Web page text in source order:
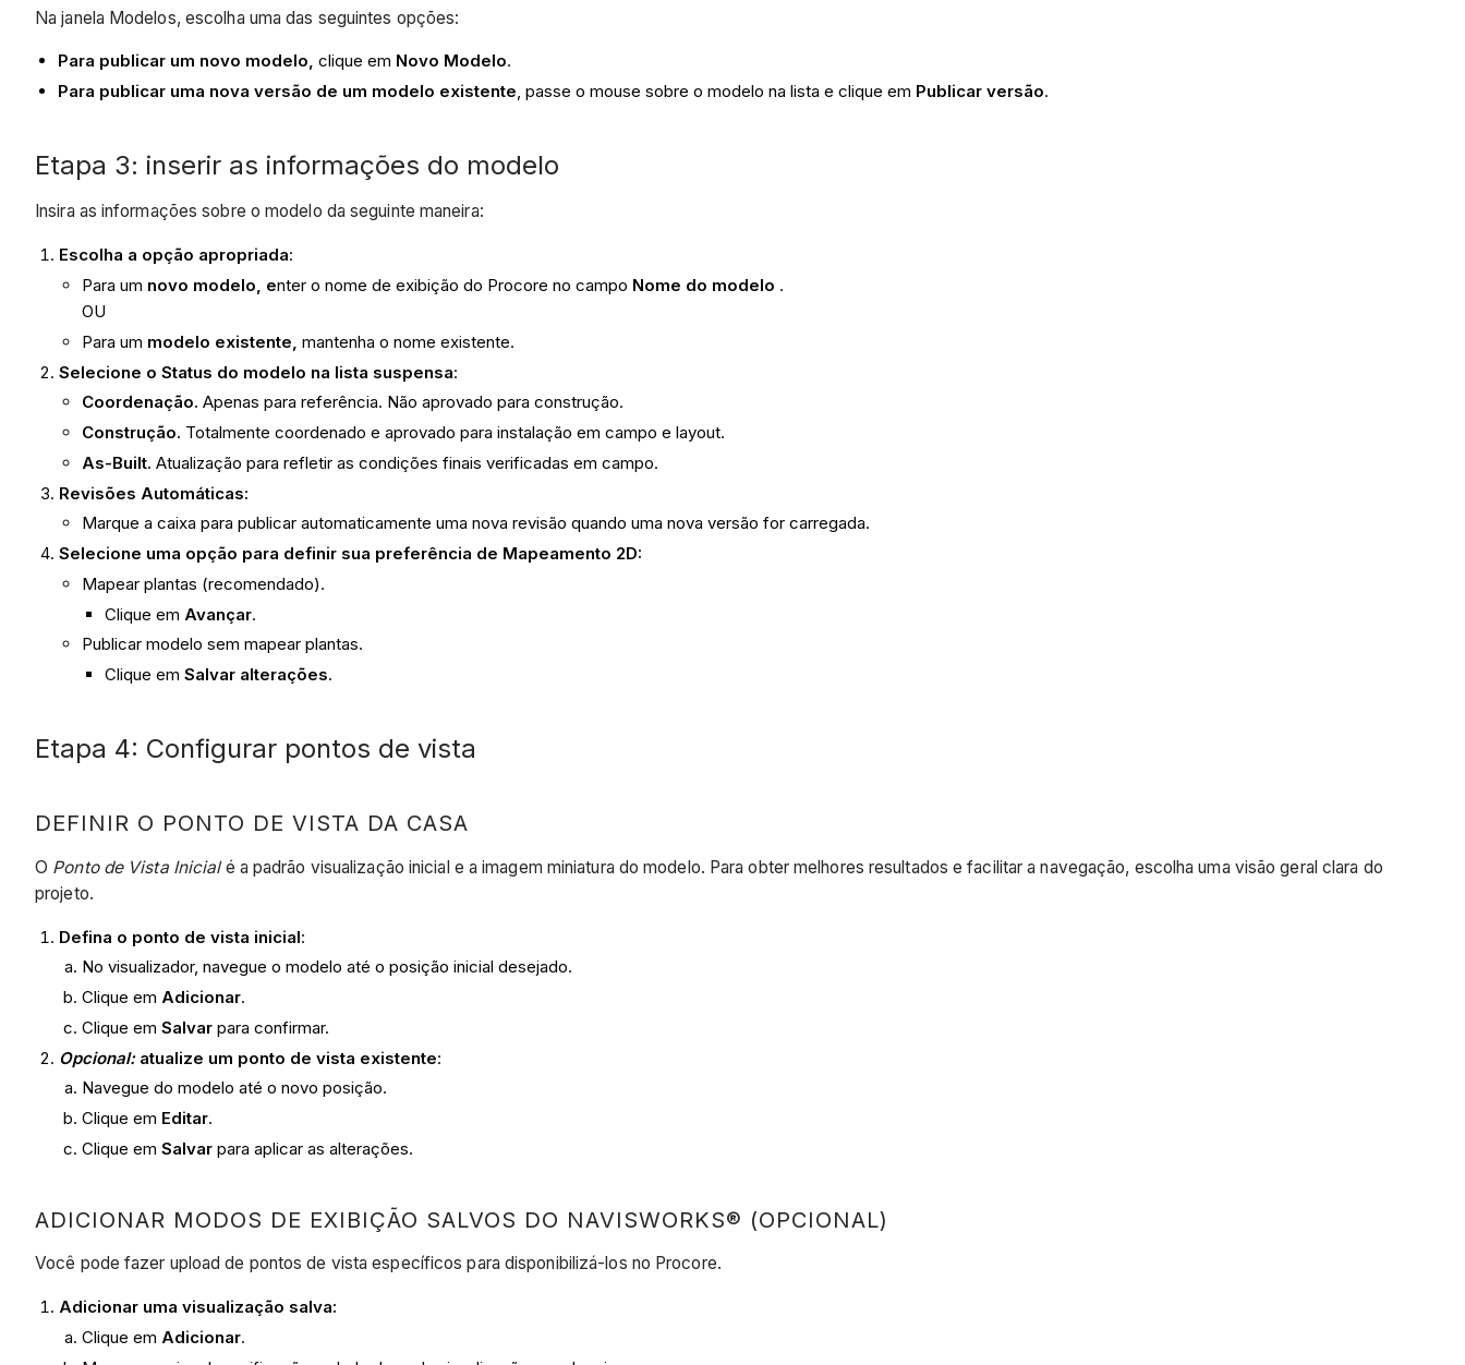
Na janela Modelos, escolha uma das seguintes opções:
Para publicar um novo modelo, clique em Novo Modelo.
Para publicar uma nova versão de um modelo existente, passe o mouse sobre o modelo na lista e clique em Publicar versão.
Etapa 3: inserir as informações do modelo
Insira as informações sobre o modelo da seguinte maneira:
Escolha a opção apropriada:
Para um novo modelo, enter o nome de exibição do Procore no campo Nome do modelo .
OU
Para um modelo existente,mantenha o nome existente.
Selecione o Status do modelo na lista suspensa:
Coordenação.Apenas para referência. Não aprovado para construção.
Construção. Totalmente coordenado e aprovado para instalação em campo e layout.
As-Built.Atualização para refletir as condições finais verificadas em campo.
Revisões Automáticas:
Marque a caixa para publicar automaticamente uma nova revisão quando uma nova versão for carregada.
Selecione uma opção para definir sua preferência de Mapeamento 2D:
Mapear plantas (recomendado).
Clique em Avançar.
Publicar modelo sem mapear plantas.
Clique emSalvar alterações.
Etapa 4: Configurar pontos de vista
DEFINIR O PONTO DE VISTA DA CASA
O Ponto de Vista Inicialé a padrão visualização inicial e a imagem miniatura do modelo. Para obter melhores resultados e facilitar a navegação, escolha uma visão geral clara do
projeto.
Defina o ponto de vista inicial:
No visualizador, navegue o modelo até o posição inicial desejado.
Clique em Adicionar.
Clique emSalvar para confirmar.
Opcional:atualize um ponto de vista existente:
Navegue do modelo até o novo posição.
Clique em Editar.
Clique emSalvar para aplicar as alterações.
ADICIONAR MODOS DE EXIBIÇÃO SALVOS DO NAVISWORKS® (OPCIONAL)
Você pode fazer upload de pontos de vista específicos para disponibilizá-los no Procore.
Adicionar uma visualização salva:
Clique em Adicionar.